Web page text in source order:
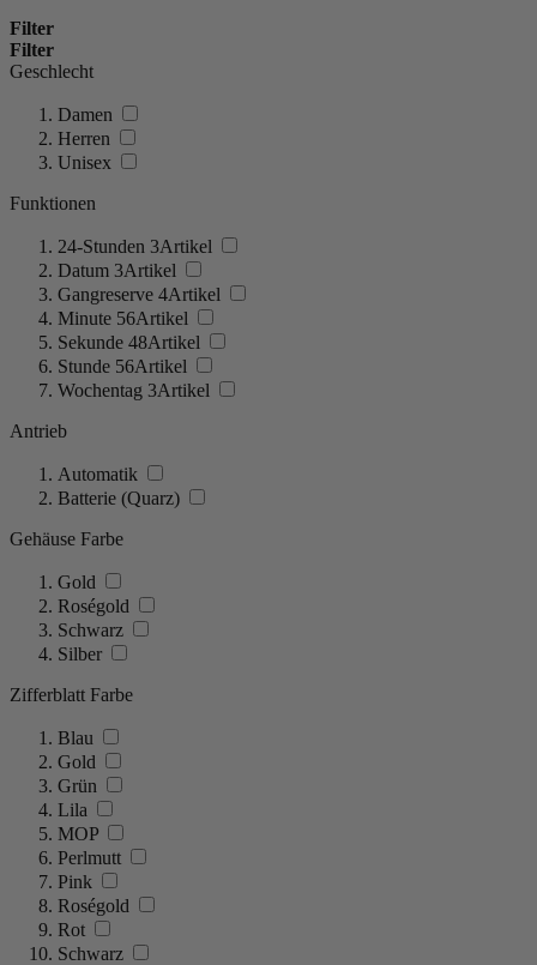
Filter
Filter
Geschlecht
Damen
Herren
Unisex
Funktionen
24-Stunden 3Artikel
Datum 3Artikel
Gangreserve 4Artikel
Minute 56Artikel
Sekunde 48Artikel
Stunde 56Artikel
Wochentag 3Artikel
Antrieb
Automatik
Batterie (Quarz)
Gehäuse Farbe
Gold
Roségold
Schwarz
Silber
Zifferblatt Farbe
Blau
Gold
Grün
Lila
MOP
Perlmutt
Pink
Roségold
Rot
Schwarz